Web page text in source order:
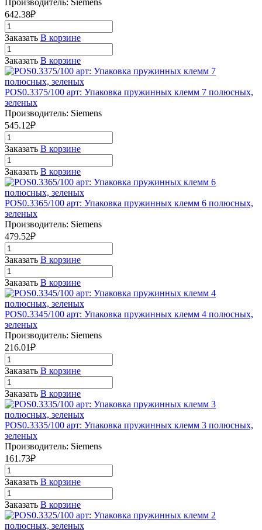
642.38₽
Заказать В корзине
Заказать В корзине
POS0.3375/100 арт: Упаковка пружинных клемм 7 полюсных,
зеленых
Производитель: Siemens
545.12₽
Заказать В корзине
Заказать В корзине
POS0.3365/100 арт: Упаковка пружинных клемм 6 полюсных,
зеленых
Производитель: Siemens
479.52₽
Заказать В корзине
Заказать В корзине
POS0.3345/100 арт: Упаковка пружинных клемм 4 полюсных,
зеленых
Производитель: Siemens
216.01₽
Заказать В корзине
Заказать В корзине
POS0.3335/100 арт: Упаковка пружинных клемм 3 полюсных,
зеленых
Производитель: Siemens
161.73₽
Заказать В корзине
Заказать В корзине